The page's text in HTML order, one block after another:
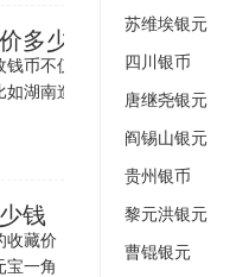
多少钱
币不仅富
湖南造光
钱
藏价
宝一角
苏维埃银元
四川银币
唐继尧银元
阎锡山银元
贵州银币
黎元洪银元
曹锟银元